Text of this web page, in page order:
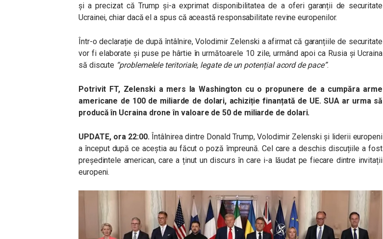
și a precizat că Trump și-a exprimat disponibilitatea de a oferi garanții de securitate
Ucrainei, chiar dacă el a spus că această responsabilitate revine europenilor.
Într-o declarație de după întâlnire, Volodimir Zelenski a afirmat că garanțiile de securitate
vor fi elaborate și puse pe hârtie în următoarele 10 zile, urmând apoi ca Rusia și Ucraina
să discute “problemelele teritoriale, legate de un potențial acord de pace”.
Potrivit FT, Zelenski a mers la Washington cu o propunere de a cumpăra arme
americane de 100 de miliarde de dolari, achiziție finanțată de UE. SUA ar urma să
producă în Ucraina drone în valoare de 50 de miliarde de dolari.
UPDATE, ora 22:00. Întâlnirea dintre Donald Trump, Volodimir Zelenski și liderii europeni
a început după ce aceștia au făcut o poză împreună. Cel care a deschis discuțiile a fost
președintele american, care a ținut un discurs în care i-a lăudat pe fiecare dintre invitații
europeni.